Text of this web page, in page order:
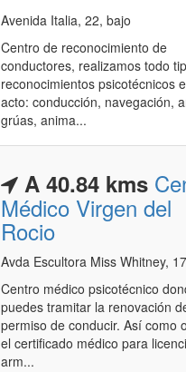
Avenida Italia, 22, bajo
Centro de reconocimiento de
conductores, realizamos todo
reconocimientos psicotécnicos
acto: conducción, navegación,
grúas, anima...
A 40.84 kms
Médico Virgen del
Rocio
Avda Escultora Miss Whitney,
Centro médico psicotécnico
puedes tramitar la renovación
permiso de conducir. Así como
el certificado médico para
arm...